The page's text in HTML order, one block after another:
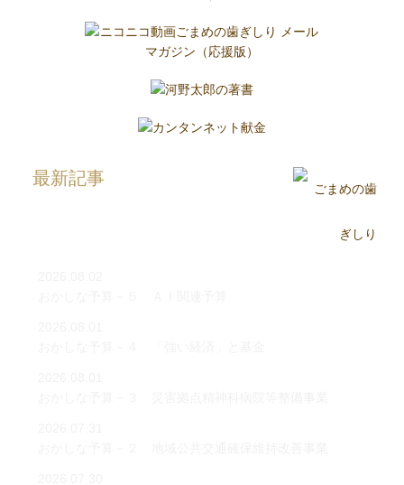
最新記事